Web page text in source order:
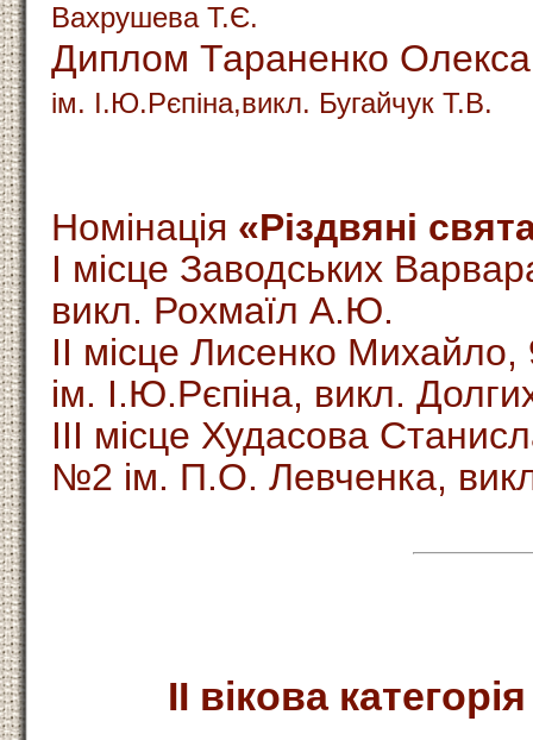
Вахрушева Т.Є.
Диплом Тараненко
ім. І.Ю.Рєпіна,викл. Бугайчук Т.В.
Номінація «Різдвяні
І місце Заводських
викл. Рохмаїл А.Ю.
ІІ місце Лисенко
ім. І.Ю.Рєпіна, викл.
ІІІ місце Худасова
№2 ім. П.О. Левченка,
ІІ вікова